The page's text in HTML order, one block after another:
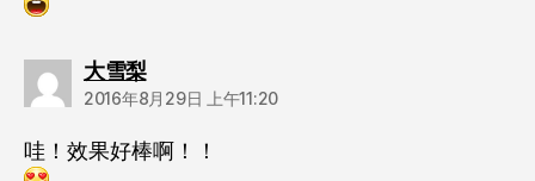
大雪梨说：
2016年8月29日 上午11:20
哇！效果好棒啊！！